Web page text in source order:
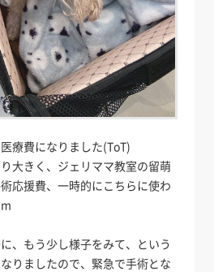
療費になりました(ToT)
大きく、ジェリママ教室の留萌
応援費、一時的にこちらに使わ
、もう少し様子をみて、という
りましたので、緊急で手術とな